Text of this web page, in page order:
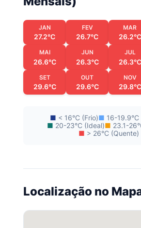
JAN
27.2°C
FEV
26.7°C
MAR
26.2°C
MAI
26.6°C
JUN
26.3°C
JUL
26.3°C
SET
29.6°C
OUT
29.6°C
NOV
29.8°C
■ < 16°C (Frio)■ 16-19.9°C
■ 20-23°C (Ideal)■ 23.1-
■ > 26°C (Quente)
Localização no